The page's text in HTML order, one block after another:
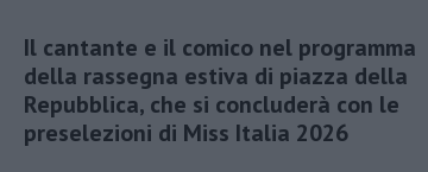
Il cantante e il comico nel programma
della rassegna estiva di piazza della
Repubblica, che si concluderà con le
preselezioni di Miss Italia 2026